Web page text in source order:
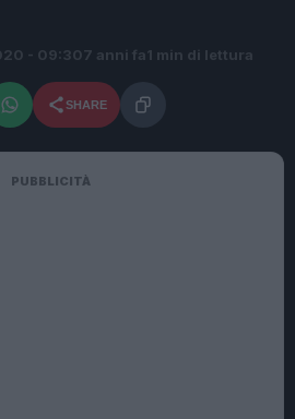
- 09:307 anni fa 1 min di lettura
SHARE
PUBBLICITÀ